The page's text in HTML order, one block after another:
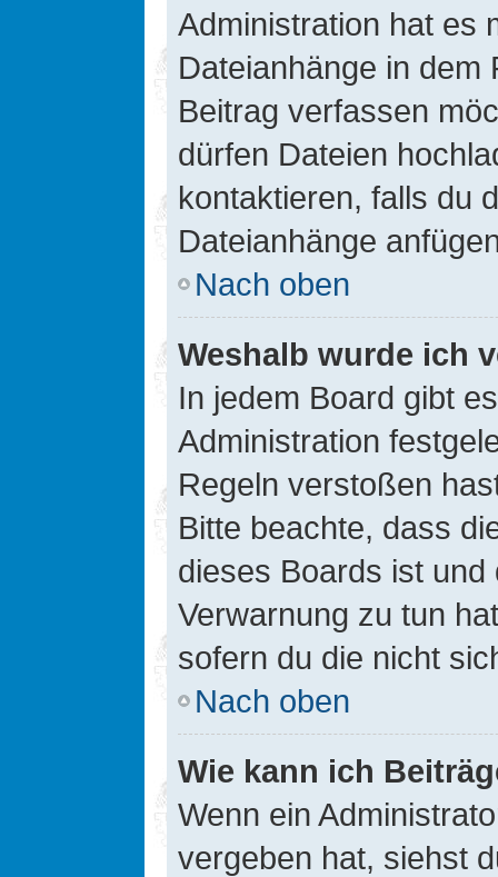
Administration hat es
Dateianhänge in dem
Beitrag verfassen
dürfen Dateien
kontaktieren, falls du
Dateianhänge
Nach oben
Weshalb wurde ich
In jedem Board gibt
Administration
Regeln verstoßen
Bitte beachte, dass
dieses Boards ist
Verwarnung zu tun
sofern du die nicht
Nach oben
Wie kann ich
Wenn ein
vergeben hat, siehst